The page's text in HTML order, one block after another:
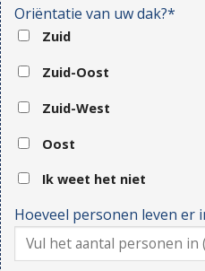
Oriëntatie van uw dak?*
Zuid
Zuid-Oost
Zuid-West
Oost
Ik weet het niet
Hoeveel personen leven er